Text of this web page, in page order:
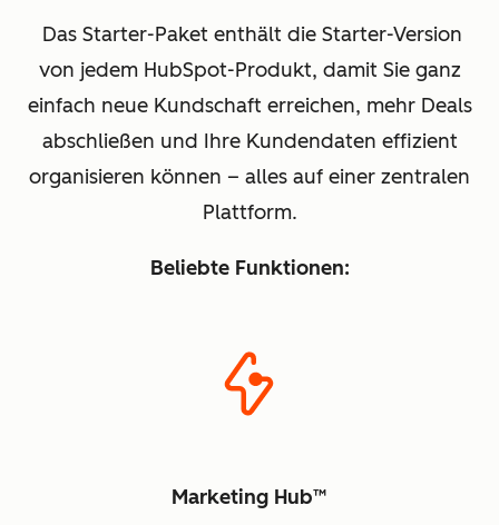
Das Starter-Paket enthält die Starter-Version
von jedem HubSpot-Produkt, damit Sie ganz
einfach neue Kundschaft erreichen, mehr Deals
abschließen und Ihre Kundendaten effizient
organisieren können – alles auf einer zentralen
Plattform.
Beliebte Funktionen:
Marketing Hub™